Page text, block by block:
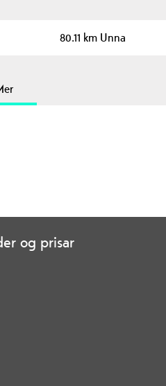
80.11 km Unna
og prisar